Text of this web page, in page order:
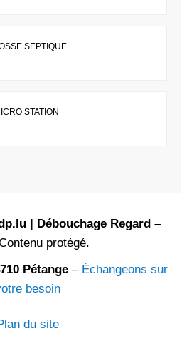
SEPTIQUE
STATION
| Débouchage Regard –
protégé.
Pétange– Échangeons sur
besoin
du site